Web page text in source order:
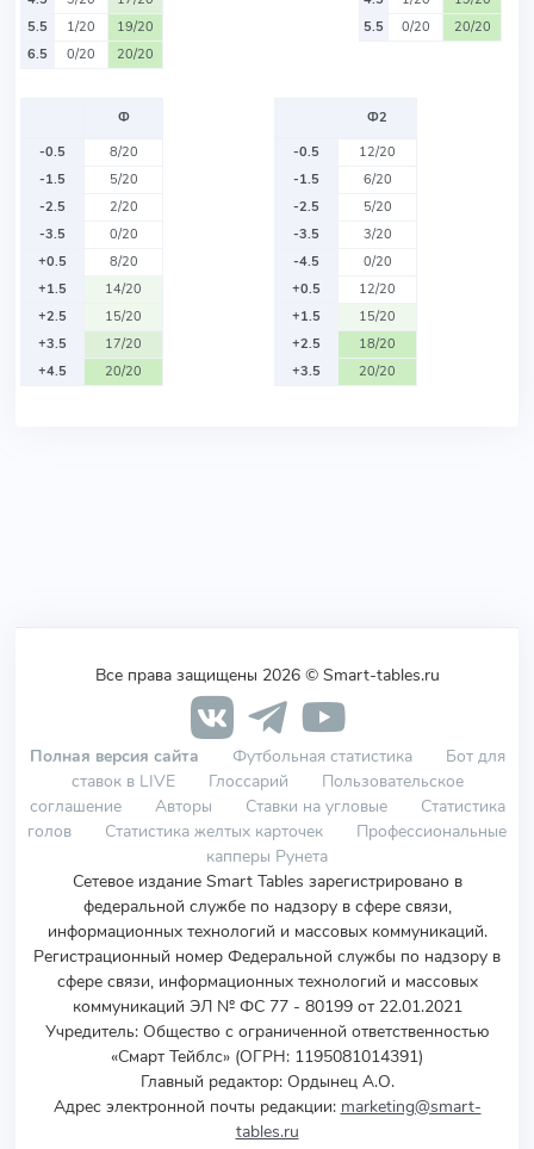
5.5
1/20
19/20
6.5
0/20 20/20
5.5
0/20 20/20
Ф
-0.5
8/20
-1.5
5/20
-2.5
2/20
-3.5
0/20
+0.5
8/20
+1.5
14/20
+2.5
15/20
+3.5
17/20
+4.5
20/20
Ф2
-0.5
12/20
-1.5
6/20
-2.5
5/20
-3.5
3/20
-4.5
0/20
+0.5
12/20
+1.5
15/20
+2.5
18/20
+3.5
20/20
Все права защищены 2026 © Smart-tables.ru
Полная версия сайта Футбольная статистика
Бот для
ставок в LIVE
Глоссарий
Пользовательское
соглашение
Авторы Ставки на угловые
Статистика
голов
Статистика желтых карточек
Профессиональные
капперы Рунета
Сетевое издание Smart Tables зарегистрировано в
федеральной службе по надзору в сфере связи,
информационных технологий и массовых коммуникаций.
Регистрационный номер Федеральной службы по надзору в
сфере связи, информационных технологий и массовых
коммуникаций ЭЛ № ФС 77 - 80199 от 22.01.2021
Учредитель: Общество с ограниченной ответственностью
«Смарт Тейблс» (ОГРН: 1195081014391)
Главный редактор: Ордынец А.О.
Адрес электронной почты редакции: marketing@smart-
tables.ru